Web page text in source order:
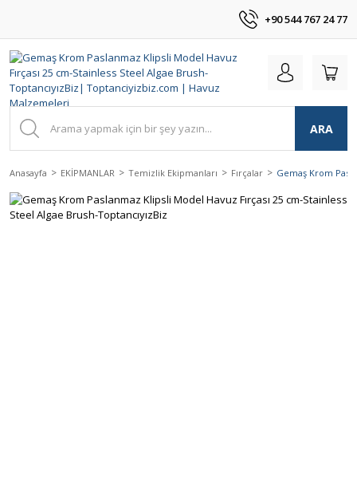
+90 544 767 24 77
ARA
Anasayfa EKİPMANLAR Temizlik Ekipmanları Fırçalar Gemaş Krom